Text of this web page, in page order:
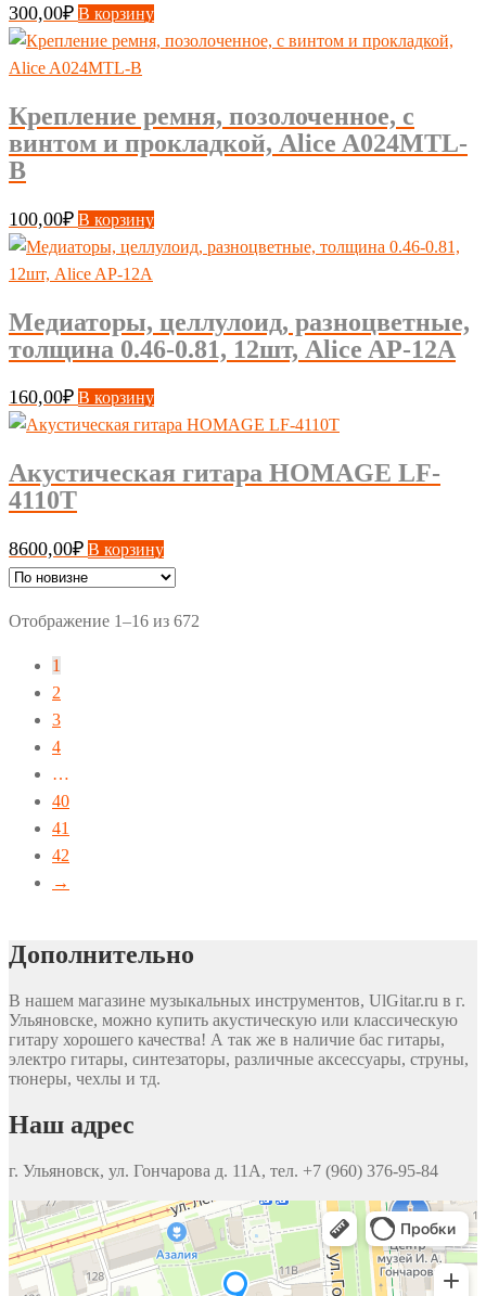
300,00₽ В корзину
Крепление ремня, позолоченное, с
винтом и прокладкой, Alice A024MTL-
B
100,00₽ В корзину
Медиаторы, целлулоид, разноцветные,
толщина 0.46-0.81, 12шт, Alice AP-12A
160,00₽ В корзину
Акустическая гитара HOMAGE LF-
4110T
8600,00₽ В корзину
Отображение 1–16 из 672
1
2
3
4
…
40
41
42
→
Дополнительно
В нашем магазине музыкальных инструментов, UlGitar.ru в г.
Ульяновске, можно купить акустическую или классическую
гитару хорошего качества! А так же в наличие бас гитары,
электро гитары, синтезаторы, различные аксессуары, струны,
тюнеры, чехлы и тд.
Наш адрес
г. Ульяновск, ул. Гончарова д. 11А, тел. +7 (960) 376-95-84